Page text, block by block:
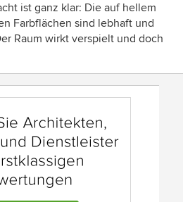
ist ganz klar: Die auf hellem
Farbflächen sind lebhaft und
Raum wirkt verspielt und doch